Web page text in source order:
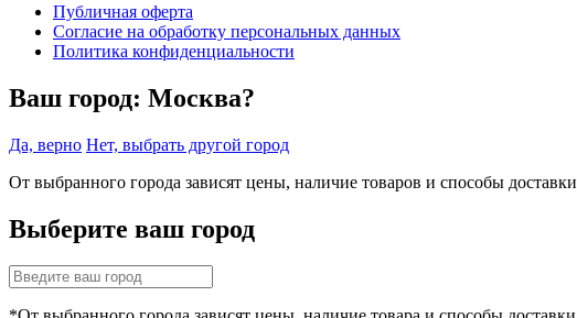
Публичная оферта
Согласие на обработку персональных данных
Политика конфиденциальности
Ваш город: Москва?
Да, верно Нет, выбрать другой город
От выбранного города зависят цены, наличие товаров и способы доставки
Выберите ваш город